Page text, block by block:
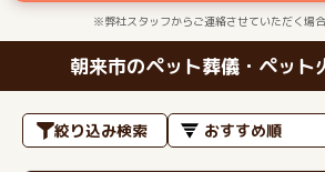
※弊社スタッフからご連絡させていただく場合
朝来市のペット葬儀・ペット
絞り込み検索